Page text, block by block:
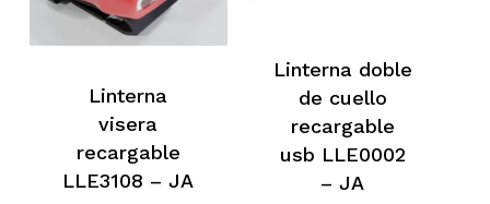
Linterna
visera
recargable
LLE3108 – JA
Linterna doble
de cuello
recargable
usb LLE0002
– JA